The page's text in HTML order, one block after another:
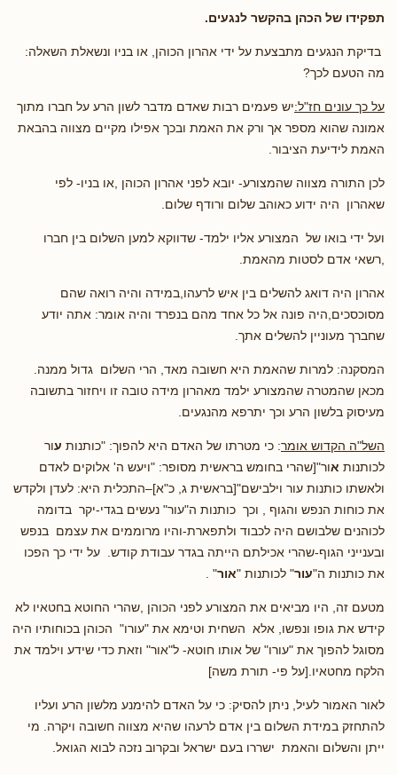
תפקידו של הכהן בהקשר לנגעים.
בדיקת הנגעים מתבצעת על ידי אהרון הכוהן, או בניו ונשאלת השאלה:
מה הטעם לכך?
על כך עונים חז"ל:יש פעמים רבות שאדם מדבר לשון הרע על חברו מתוך
אמונה שהוא מספר אך ורק את האמת ובכך אפילו מקיים מצווה בהבאת
האמת לידיעת הציבור.
לכן התורה מצווה שהמצורע- יובא לפני אהרון הכוהן ,או בניו- לפי
שאהרון היה ידוע כאוהב שלום ורודף שלום.
ועל ידי בואו של המצורע אליו ילמד- שדווקא למען השלום בין חברו
,רשאי אדם לסטות מהאמת.
אהרון היה דואג להשלים בין איש לרעהו,במידה והיה רואה שהם
מסוכסכים,היה פונה אל כל אחד מהם בנפרד והיה אומר: אתה יודע
שחברך מעוניין להשלים אתך.
המסקנה: למרות שהאמת היא חשובה מאד, הרי השלום גדול ממנה.
מכאן שהמטרה שהמצורע ילמד מאהרון מידה טובה זו ויחזור בתשובה
מעיסוק בלשון הרע וכך יתרפא מהנגעים.
השל"ה הקדוש אומר: כי מטרתו של האדם היא להפוך: "כותנות עור
לכותנות אור"[שהרי בחומש בראשית מסופר: "ויעש ה' אלוקים לאדם
ולאשתו כותנות עור וילבישם"[בראשית ג, כ"א]–התכלית היא: לעדן ולקדש
את כוחות הנפש והגוף , וכך כותנות ה"עור" נעשים בגדי-יקר בדומה
לכוהנים שלבושם היה לכבוד ולתפארת-והיו מרוממים את עצמם בנפש
ובענייני הגוף-שהרי אכילתם הייתה בגדר עבודת קודש. על ידי כך הפכו
את כותנות ה"עור" לכותנות "אור" .
מטעם זה, היו מביאים את המצורע לפני הכוהן ,שהרי החוטא בחטאיו לא
קידש את גופו ונפשו, אלא השחית וטימא את "עורו" הכוהן בכוחותיו היה
מסוגל להפוך את "עורו" של אותו חוטא- ל"אור" וזאת כדי שידע וילמד את
הלקח מחטאיו.[על פי- תורת משה]
לאור האמור לעיל, ניתן להסיק: כי על האדם להימנע מלשון הרע ועליו
להתחזק במידת השלום בין אדם לרעהו שהיא מצווה חשובה ויקרה. מי
ייתן והשלום והאמת ישררו בעם ישראל ובקרוב נזכה לבוא הגואל.